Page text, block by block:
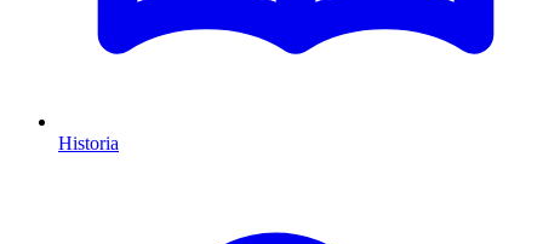
Historia